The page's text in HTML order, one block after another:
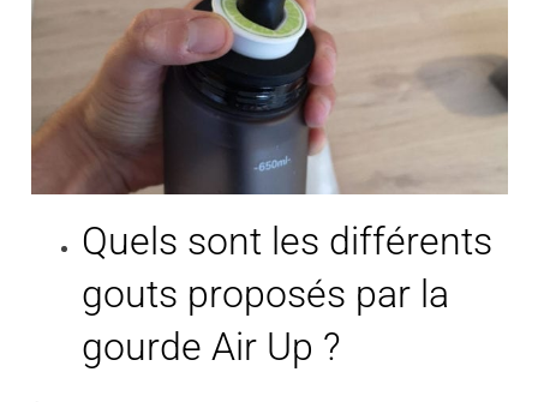
Quels sont les différents
gouts proposés par la
gourde Air Up ?